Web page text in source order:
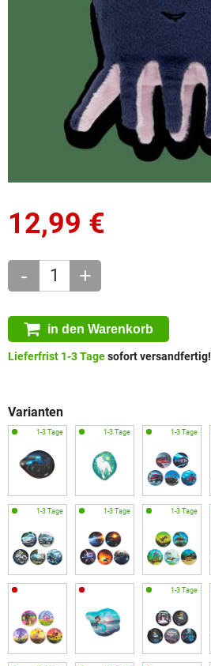
12,99 €
- +
in den Warenkorb
Lieferfrist 1-3 Tagesofort versandfertig!
Varianten